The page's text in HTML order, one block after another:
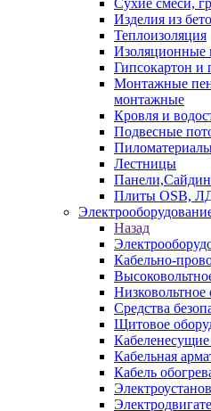
Сухие смеси,
Изделия из
Теплоизоляция
Изоляционные
Гипсокартон и
Монтажные
монтажные
Кровля и
Подвесные
Лестницы
Плиты OSB,
Назад
Кабельно-
Низковольтное
Средства
Щитовое
Кабельная
Кабель